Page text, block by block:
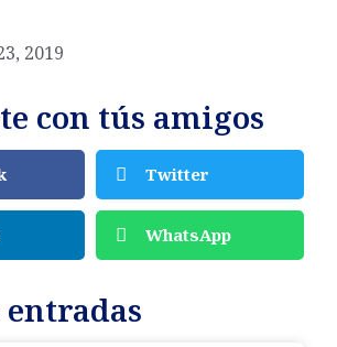
2019
con tús amigos
Twitter
WhatsApp